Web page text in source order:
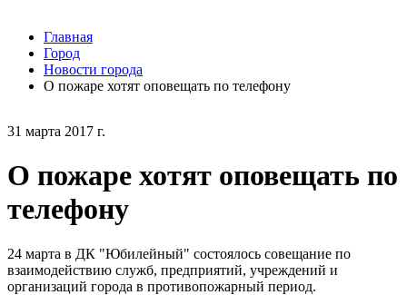
31 марта 2017 г.
О пожаре хотят оповещать по
телефону
24 марта в ДК "Юбилейный" состоялось совещание по
взаимодействию служб, предприятий, учреждений и
организаций города в противопожарный период.
Главная
Город
Новости города
О пожаре хотят оповещать по телефону